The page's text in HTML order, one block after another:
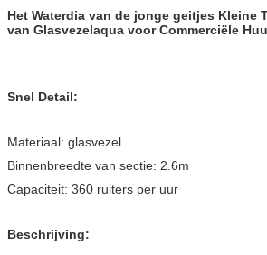
Het Waterdia van de jonge geitjes Kleine
van Glasvezelaqua voor Commerciële
Snel Detail:
Materiaal: glasvezel
Binnenbreedte van sectie: 2.6m
Capaciteit: 360 ruiters per uur
Beschrijving: